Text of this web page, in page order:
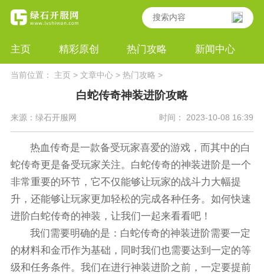
主页 精彩原创 热门攻略 新闻中心
当前位置： 主页> 文章中心> 热门攻略 >
白蛇传奇神装进阶攻略
来源：绿石开服网 时间： 2023-10-08 16:39
热血传奇是一款备受玩家喜爱的游戏，而其中的白
蛇传奇更是备受玩家关注。白蛇传奇的神装进阶是一个
非常重要的环节，它不仅能够让玩家的战斗力大幅提
升，还能够让玩家更加轻松的完成各种任务。如何快速
进阶白蛇传奇的神装，让我们一起来看看吧！
我们需要明确的是：白蛇传奇的神装进阶需要一定
的材料和金币作为基础，同时我们也需要达到一定的等
级和任务条件。我们在进行神装进阶之前，一定要提前